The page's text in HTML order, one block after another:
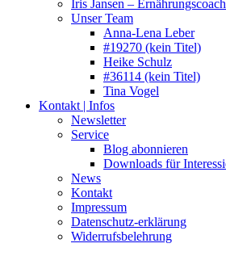
Iris Jansen –
Unser Team
Anna-Lena Leber
#19270 (kein Titel)
Heike Schulz
#36114 (kein Titel)
Tina Vogel
Kontakt | Infos
Newsletter
Service
Blog abonnieren
Downloads für
News
Kontakt
Impressum
Datenschutz-erklärung
Widerrufsbelehrung